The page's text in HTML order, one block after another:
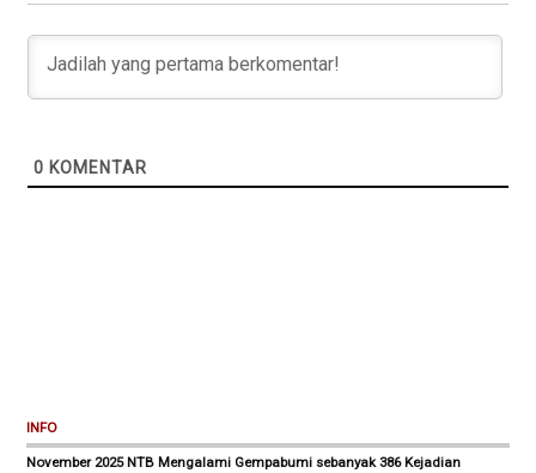
0 KOMENTAR
INFO
November 2025 NTB Mengalami Gempabumi sebanyak 386 Kejadian